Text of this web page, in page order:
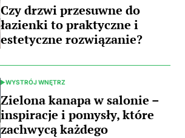
IN
Czy drzwi przesuwne do
łazienki to praktyczne i
estetyczne rozwiązanie?
POSTED
IN
WYSTRÓJ WNĘTRZ
Zielona kanapa w salonie –
inspiracje i pomysły, które
zachwycą każdego